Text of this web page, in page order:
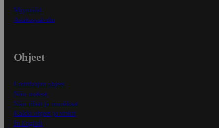
Myymälät
Asiakaspalvelu
Ohjeet
Ensitilaajan ohjeet
Näin maksat
Näin tilaat ja muokkaat
Kaikki ohjeet ja vinkit
In English